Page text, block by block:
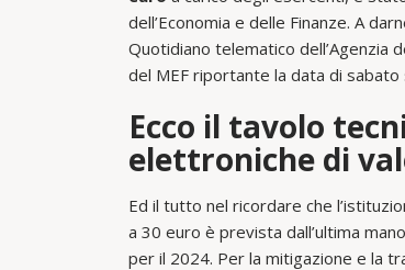
dell’Economia e delle Finanze. A
Quotidiano telematico dell’Agenzia
del MEF riportante la data di
Ecco il tavolo
elettroniche di
Ed il tutto nel ricordare che
a 30 euro è prevista dall’ultima
per il 2024. Per la mitigazione e la